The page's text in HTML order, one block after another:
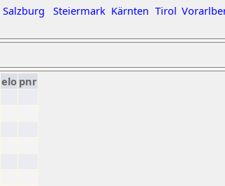
Salzburg Steiermark Kärnten Tirol
elo pnr